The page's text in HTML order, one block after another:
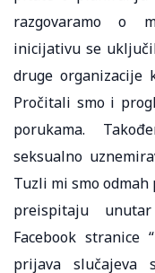
razgovaramo o
inicijativu se
druge organizacije
Pročitali smo i
porukama.
seksualno
Tuzli mi smo
preispitaju
Facebook
prijava slučajeva